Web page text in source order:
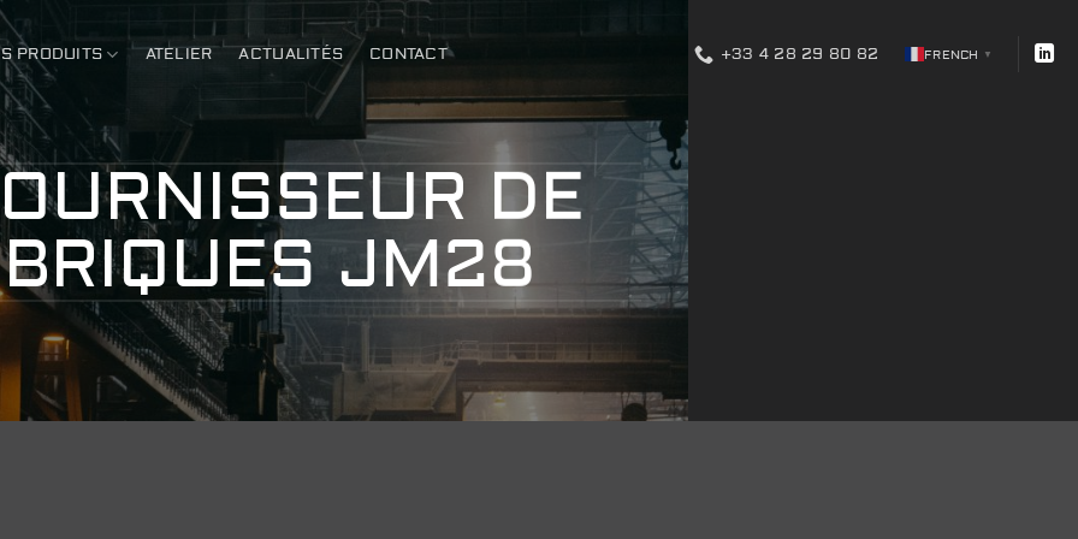
PRODUITS ATELIER ACTUALITÉS CONTACT +33 4 28 29 80 82 FRENCH ▼
DE
BRIQUES JM28